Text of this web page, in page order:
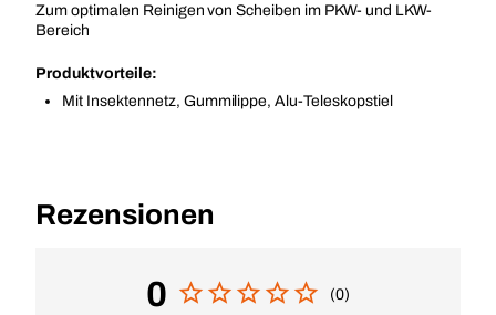
Zum optimalen Reinigen von Scheiben im PKW- und LKW-
Bereich
Produktvorteile:
Mit Insektennetz, Gummilippe, Alu-Teleskopstiel
Rezensionen
0 (0)